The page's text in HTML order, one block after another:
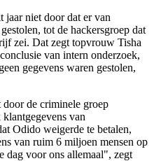
jaar niet door dat er van
tot de hackersgroep dat
zei. Dat zegt topvrouw Tisha
van intern onderzoek,
gegevens waren gestolen,
de criminele groep
van
Odido weigerde te betalen,
van ruim 6 miljoen mensen op
dag voor ons allemaal", zegt